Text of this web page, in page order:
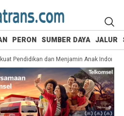
PERON SUMBER DAYA JALUR
dan Menjamin Anak Indonedia